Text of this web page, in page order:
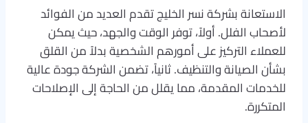
الاستعانة بشركة نسر الخليج تقدم العديد من الفوائد
لأصحاب الفلل. أولاً، توفر الوقت والجهد، حيث يمكن
للعملاء التركيز على أمورهم الشخصية بدلاً من القلق
بشأن الصيانة والتنظيف. ثانياً، تضمن الشركة جودة عالية
للخدمات المقدمة، مما يقلل من الحاجة إلى الإصلاحات
المتكررة.